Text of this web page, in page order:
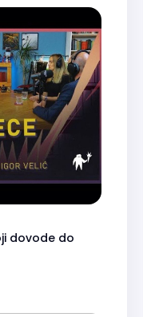
dovode do